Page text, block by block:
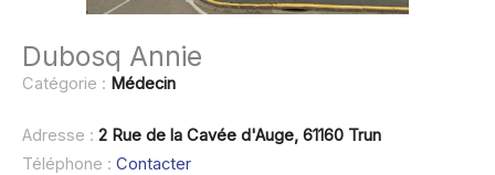
Dubosq Annie
Catégorie : Médecin
Adresse : 2 Rue de la Cavée d'Auge, 61160 Trun
Téléphone : Contacter